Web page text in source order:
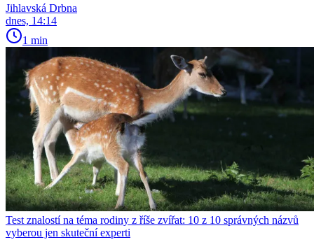
Jihlavská Drbna
dnes, 14:14
1 min
Test znalostí na téma rodiny z říše zvířat: 10 z 10 správných názvů
vyberou jen skuteční experti